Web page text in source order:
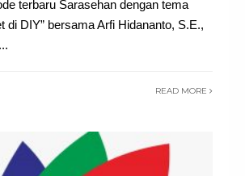
terbaru Sarasehan dengan tema
di DIY” bersama Arfi Hidananto, S.E.,
...
READ MORE